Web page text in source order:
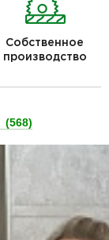
Собственное
производство
(568)